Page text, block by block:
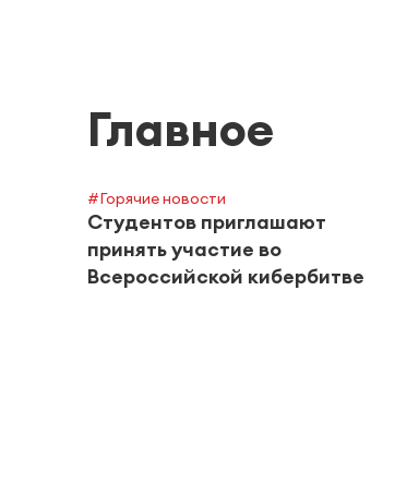
Главное
#Горячие новости
Студентов приглашают
принять участие во
Всероссийской кибербитве